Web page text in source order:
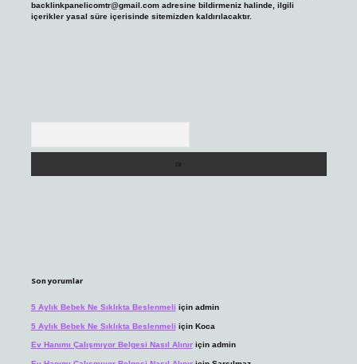
backlinkpanelicomtr@gmail.comadresine bildirmeniz halinde, ilgili
içerikler yasal süre içerisinde sitemizden kaldırılacaktır.
Son yorumlar
5 Aylık Bebek Ne Sıklıkta Beslenmeli için admin
5 Aylık Bebek Ne Sıklıkta Beslenmeli için Koca
Ev Hanımı Çalışmıyor Belgesi Nasıl Alınıriçin admin